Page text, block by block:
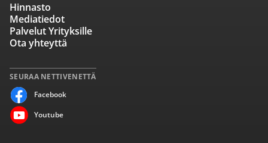
SEURAA NETTIVENETTÄ
Facebook
Youtube
Hinnasto
Mediatiedot
Palvelut Yrityksille
Ota yhteyttä